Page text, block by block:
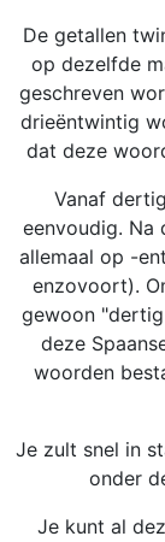
De getallen
op dezelfde
geschreven
drieëntwintig
dat deze
Vanaf
eenvoudig. Na
allemaal op -
enzovoort).
gewoon
deze
woorden
Je zult snel in
onder
Je kunt al